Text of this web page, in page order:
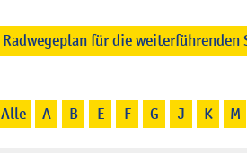
Radwegeplan für die weiterführenden
Alle A B E F G J K M